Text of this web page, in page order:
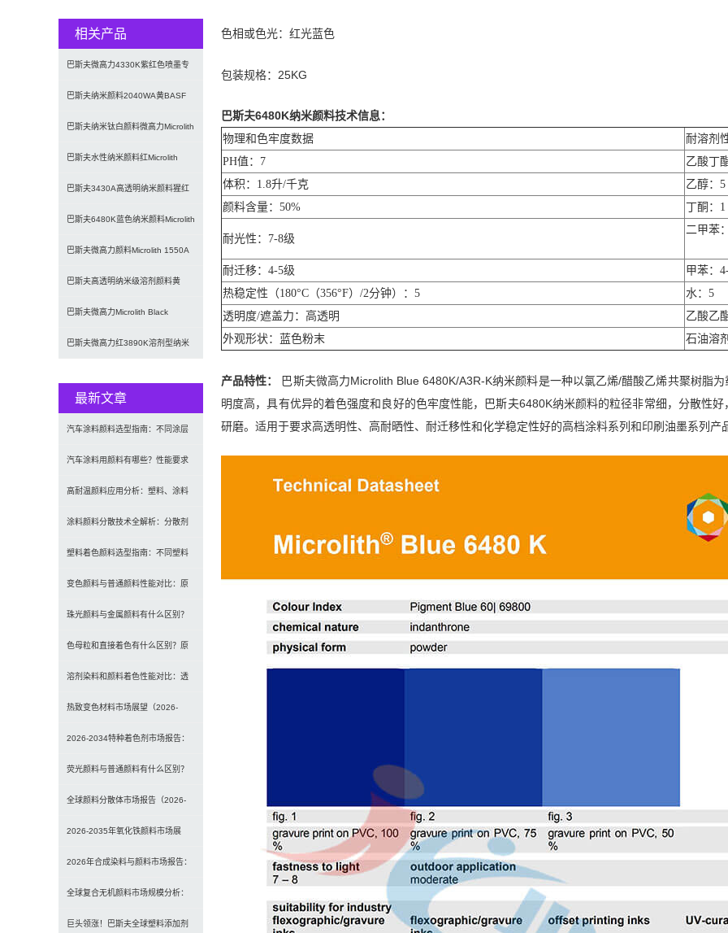
色相或色光：红光蓝色
包装规格：25KG
巴斯夫6480K纳米颜料技术信息：
物理和色牢度数据
耐溶剂
PH值：7
乙酸丁
体积：1.8升/千克
乙醇：5
颜料含量：50%
丁酮：1
耐光性：7-8级
二甲苯
耐迁移：4-5级
甲苯：
热稳定性（180°C（356°F）/2分钟）：5
水：5
透明度/遮盖力：高透明
乙酸乙
外观形状：蓝色粉末
石油溶
产品特性：
巴斯夫微高力Microlith Blue 6480K/A3R-K纳米颜料是一种以氯乙烯/醋酸乙烯共聚树脂
明度高，具有优异的着色强度和良好的色牢度性能，巴斯夫6480K纳米颜料的粒径非常细，分散性
研磨。适用于要求高透明性、高耐晒性、耐迁移性和化学稳定性好的高档涂料系列和印刷油墨系列产
相关产品
巴斯夫微高力4330K紫红色喷墨专
用预分散纳米颜料
巴斯夫纳米颜料2040WA黄BASF
Microlith 2
巴斯夫纳米钛白颜料微高力Microlith
0022A白色纳
巴斯夫水性纳米颜料红Microlith
Red 3630WA
巴斯夫3430A高透明纳米颜料猩红
Microlith 343
巴斯夫6480K蓝色纳米颜料Microlith
Blue 6
巴斯夫微高力颜料Microlith 1550A
黄色预分散纳米
巴斯夫高透明纳米级溶剂颜料黄
Microlith 1550K纳
巴斯夫微高力Microlith Black
0066WA高透
巴斯夫微高力红3890K溶剂型纳米
最新文章
汽车涂料颜料选型指南：不同涂层
应用要求、OEM与修补漆用颜料
汽车涂料用颜料有哪些？性能要求
及常用颜料类型介绍
高耐温颜料应用分析：塑料、涂料
及工程材料的选型原则与行业实践
涂料颜料分散技术全解析：分散剂
选型、研磨工艺及常见问题解决
塑料着色颜料选型指南：不同塑料
材料如何选择合适颜料？
变色颜料与普通颜料性能对比：原
理、特点及应用差异解析
珠光颜料与金属颜料有什么区别？
原理、效果与应用对比
色母粒和直接着色有什么区别？原
理、性能与应用全面对比
溶剂染料和颜料着色性能对比：透
明性、耐候性与应用选择全解析
热致变色材料市场展望（2026-
2034）：2034年将达3
2026-2034特种着色剂市场报告：
规模、份额、趋势及预测
荧光颜料与普通颜料有什么区别？
发光原理、性能对比及应用解析
全球颜料分散体市场报告（2026-
2033）：无机颜料主导，
2026-2035年氧化铁颜料市场展
望：全球规模将达41亿美
2026年合成染料与颜料市场报告：
规模、趋势及2030年增长
全球复合无机颜料市场规模分析：
2035年达5.39亿美元，建
巨头领涨！巴斯夫全球塑料添加剂